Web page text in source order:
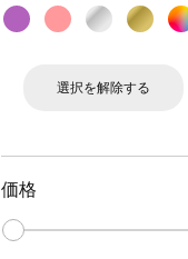
選択を解除する
価格